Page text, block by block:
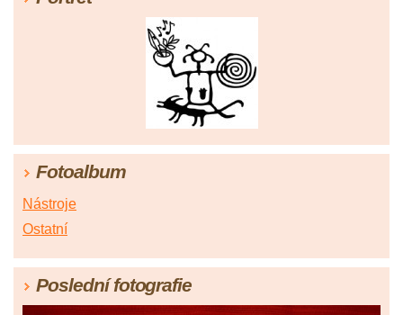
Fotoalbum
Nástroje
Ostatní
Poslední fotografie